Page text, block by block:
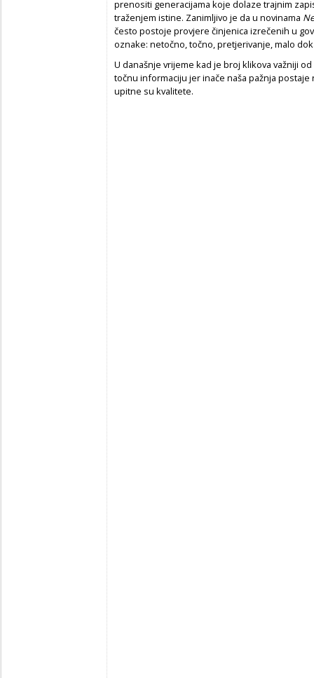
prenositi generacijama koje dolaze trajnim
traženjem istine. Zanimljivo je da u novinama
često postoje provjere činjenica izrečenih u
oznake: netočno, točno, pretjerivanje, malo
U današnje vrijeme kad je broj klikova važniji
točnu informaciju jer inače naša pažnja
upitne su kvalitete.